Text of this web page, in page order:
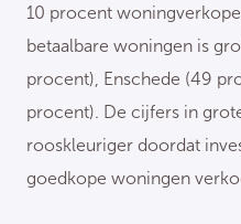
10 procent
betaalbare woningen is
procent), Enschede (49
procent). De cijfers in
rooskleuriger doordat
goedkope woningen